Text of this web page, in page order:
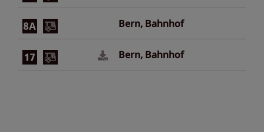
Bern, Bahnhof
Bern, Bahnhof